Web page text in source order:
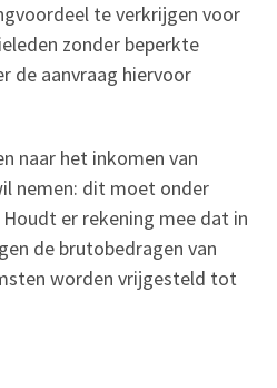
te verkrijgen voor
zonder beperkte
de aanvraag hiervoor
naar het inkomen van
nemen: dit moet onder
er rekening mee dat in
de brutobedragen van
worden vrijgesteld tot